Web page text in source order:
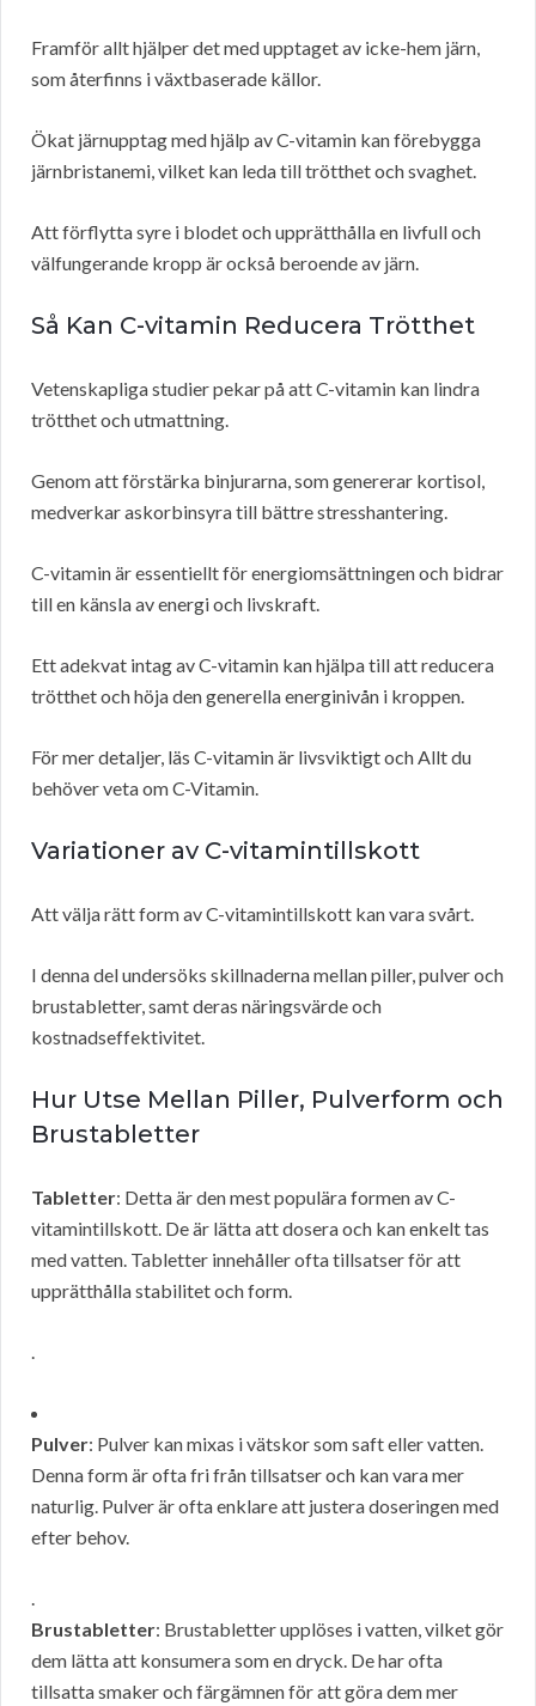
Framför allt hjälper det med upptaget av icke-hem järn,
som återfinns i växtbaserade källor.
Ökat järnupptag med hjälp av C-vitamin kan förebygga
järnbristanemi, vilket kan leda till trötthet och svaghet.
Att förflytta syre i blodet och upprätthålla en livfull och
välfungerande kropp är också beroende av järn.
Så Kan C-vitamin Reducera Trötthet
Vetenskapliga studier pekar på att C-vitamin kan lindra
trötthet och utmattning.
Genom att förstärka binjurarna, som genererar kortisol,
medverkar askorbinsyra till bättre stresshantering.
C-vitamin är essentiellt för energiomsättningen och bidrar
till en känsla av energi och livskraft.
Ett adekvat intag av C-vitamin kan hjälpa till att reducera
trötthet och höja den generella energinivån i kroppen.
För mer detaljer, läs C-vitamin är livsviktigt och Allt du
behöver veta om C-Vitamin.
Variationer av C-vitamintillskott
Att välja rätt form av C-vitamintillskott kan vara svårt.
I denna del undersöks skillnaderna mellan piller, pulver och
brustabletter, samt deras näringsvärde och
kostnadseffektivitet.
Hur Utse Mellan Piller, Pulverform och
Brustabletter
Tabletter: Detta är den mest populära formen av C-
vitamintillskott. De är lätta att dosera och kan enkelt tas
med vatten. Tabletter innehåller ofta tillsatser för att
upprätthålla stabilitet och form.
.
Pulver: Pulver kan mixas i vätskor som saft eller vatten.
Denna form är ofta fri från tillsatser och kan vara mer
naturlig. Pulver är ofta enklare att justera doseringen med
efter behov.
.
Brustabletter: Brustabletter upplöses i vatten, vilket gör
dem lätta att konsumera som en dryck. De har ofta
tillsatta smaker och färgämnen för att göra dem mer